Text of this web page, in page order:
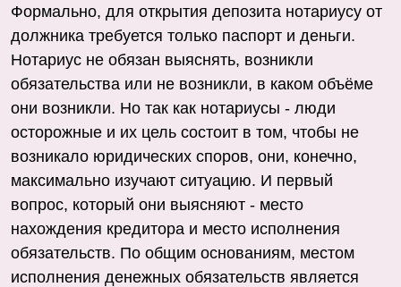
Формально, для открытия депозита нотариусу от
должника требуется только паспорт и деньги.
Нотариус не обязан выяснять, возникли
обязательства или не возникли, в каком объёме
они возникли. Но так как нотариусы - люди
осторожные и их цель состоит в том, чтобы не
возникало юридических споров, они, конечно,
максимально изучают ситуацию. И первый
вопрос, который они выясняют - место
нахождения кредитора и место исполнения
обязательств. По общим основаниям, местом
исполнения денежных обязательств является